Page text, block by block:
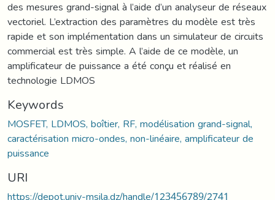
des mesures grand-signal à l’aide d’un analyseur de réseaux
vectoriel. L’extraction des paramètres du modèle est très
rapide et son implémentation dans un simulateur de circuits
commercial est très simple. A l’aide de ce modèle, un
amplificateur de puissance a été conçu et réalisé en
technologie LDMOS
Keywords
MOSFET, LDMOS, boîtier, RF, modélisation grand-signal,
caractérisation micro-ondes, non-linéaire, amplificateur de
puissance
URI